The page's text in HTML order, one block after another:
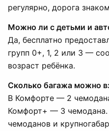
регулярно, дорога
Можно ли с детьми и
Да, бесплатно
групп 0+, 1, 2 или 3 —
возраст ребёнка.
Сколько багажа можно
В Комфорте — 2
Комфорт+ — 3
чемоданов и